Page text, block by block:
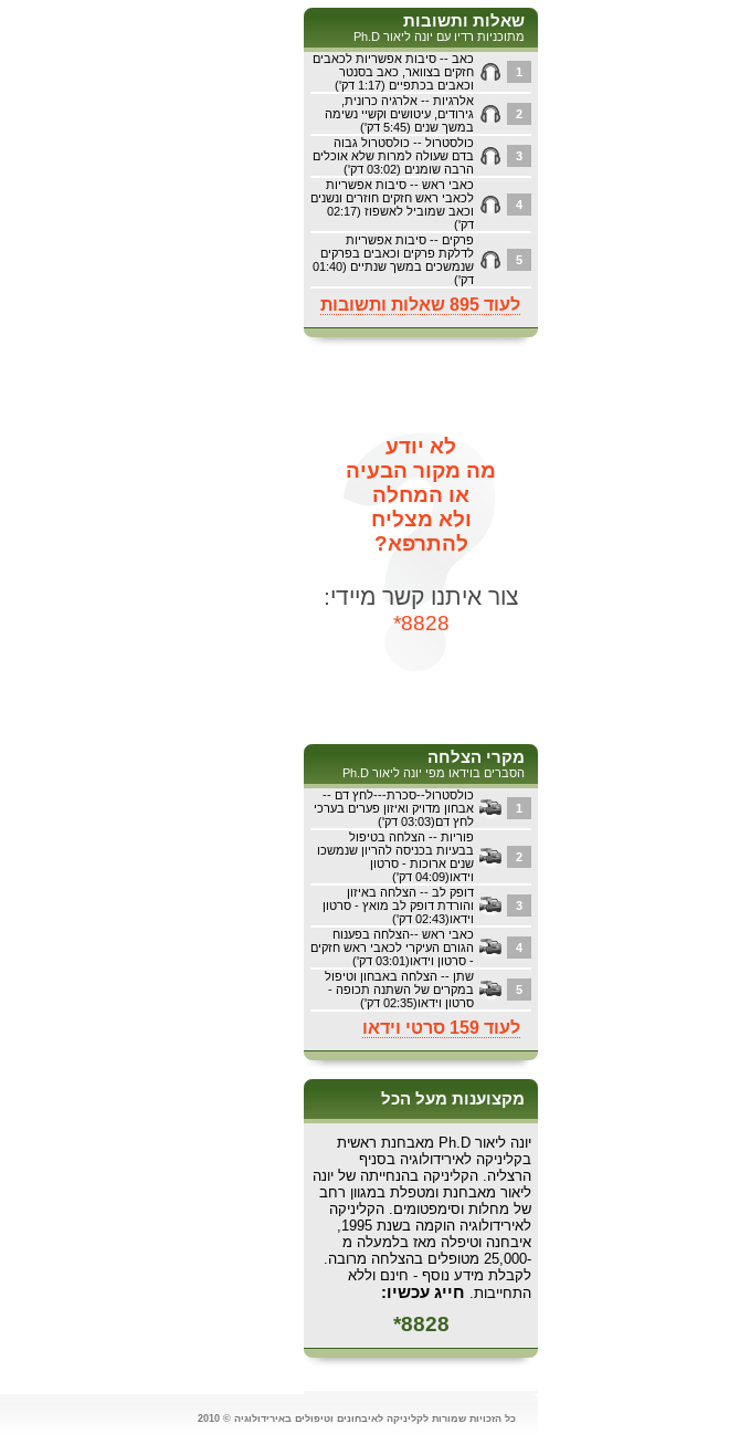
שאלות ותשובות
מתוכניות רדיו עם יונה ליאור Ph.D
כאב -- סיבות אפשריות לכאבים
חזקים בצוואר, כאב בסנטר
וכאבים בכתפיים (1:17 דק')
1
אלרגיות -- אלרגיה כרונית,
גירודים, עיטושים וקשיי נשימה
במשך שנים (5:45 דק')
2
כולסטרול -- כולסטרול גבוה
בדם שעולה למרות שלא אוכלים
הרבה שומנים (03:02 דק')
3
כאבי ראש -- סיבות אפשריות
לכאבי ראש חזקים חוזרים ונשנים
וכאב שמוביל לאשפוז (02:17
דק')
4
פרקים -- סיבות אפשריות
לדלקת פרקים וכאבים בפרקים
שנמשכים במשך שנתיים (01:40
דק')
5
לעוד 895 שאלות ותשובות
לא יודע
מה מקור הבעיה
או המחלה
ולא מצליח
להתרפא?
צור איתנו קשר מיידי:
8828*
מקרי הצלחה
הסברים בוידאו מפי יונה ליאור Ph.D
כולסטרול--סכרת---לחץ דם --
אבחון מדויק ואיזון פערים בערכי
לחץ דם(03:03 דק')
1
פוריות -- הצלחה בטיפול
בבעיות בכניסה להריון שנמשכו
שנים ארוכות - סרטון
וידאו(04:09 דק')
2
דופק לב -- הצלחה באיזון
והורדת דופק לב מואץ - סרטון
וידאו(02:43 דק')
3
כאבי ראש --הצלחה בפענוח
הגורם העיקרי לכאבי ראש חזקים
- סרטון וידאו(03:01 דק')
4
שתן -- הצלחה באבחון וטיפול
במקרים של השתנה תכופה -
סרטון וידאו(02:35 דק')
5
לעוד 159 סרטי וידאו
מקצוענות מעל הכל
יונה ליאור Ph.D מאבחנת ראשית
בקליניקה לאירידולוגיה בסניף
הרצליה. הקליניקה בהנחייתה של יונה
ליאור מאבחנת ומטפלת במגוון רחב
של מחלות וסימפטומים. הקליניקה
לאירידולוגיה הוקמה בשנת 1995,
איבחנה וטיפלה מאז בלמעלה מ
-25,000 מטופלים בהצלחה מרובה.
לקבלת מידע נוסף - חינם וללא
התחייבות. חייג עכשיו:
8828*
כל הזכויות שמורות לקליניקה לאיבחונים וטיפולים באירידולוגיה © 2010